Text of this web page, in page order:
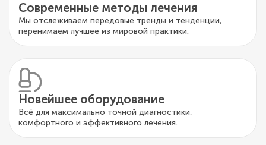
Современные методы лечения
Мы отслеживаем передовые тренды и тенденции,
перенимаем лучшее из мировой практики.
Новейшее оборудование
Всё для максимально точной диагностики,
комфортного и эффективного лечения.